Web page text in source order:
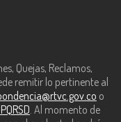
Quejas, Reclamos,
remitir lo pertinente al
o
. Al momento de